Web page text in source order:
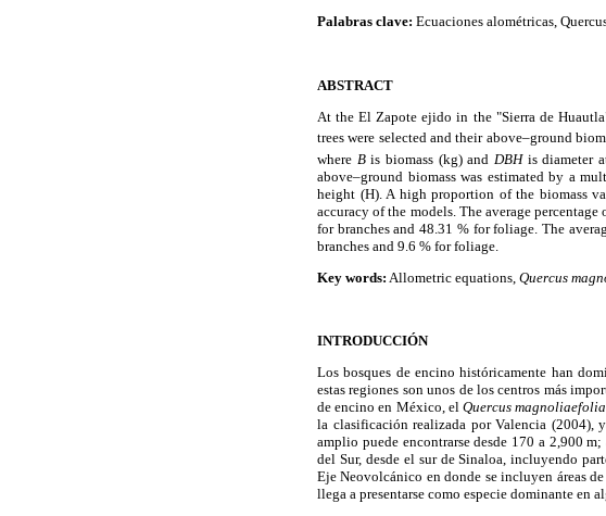
Palabras clave: Ecuaciones alométricas,
ABSTRACT
At the El Zapote ejido in the "Sierra de
trees were selected and their above–ground
where Bis biomass (kg) and DBHis diameter
above–ground biomass was estimated by a
height (H). A high proportion of the biomass
accuracy of the models. The average percentage
for branches and 48.31 % for foliage. The
branches and 9.6 % for foliage.
Key words: Allometric equations, Quercus
INTRODUCCIÓN
Los bosques de encino históricamente han
estas regiones son unos de los centros más
de encino en México, elQuercus magnoliaefolia
la clasificación realizada por Valencia (2004),
amplio puede encontrarse desde 170 a 2,900
del Sur, desde el sur de Sinaloa, incluyendo
Eje Neovolcánico en donde se incluyen áreas
llega a presentarse como especie dominante en